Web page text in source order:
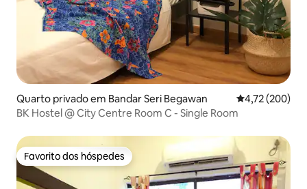
Quarto privado em Bandar Seri Begawan Classificação
4,72 (200)
BK Hostel @ City Centre Room C - Single Room
Favorito dos hóspedes
Favorito dos hóspedes